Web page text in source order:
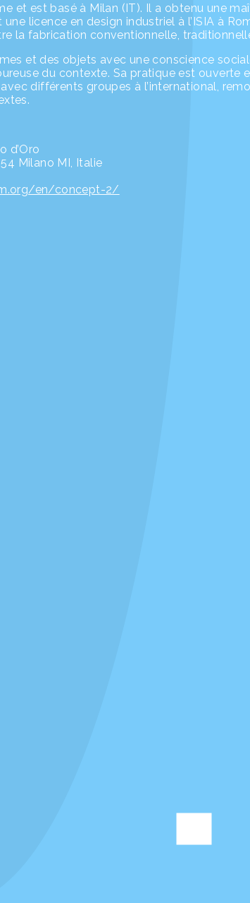
et est basé à Milan (IT). Il a obtenu une
licence en design industriel à l’ISIA à
la fabrication conventionnelle,
et des objets avec une conscience
du contexte. Sa pratique est ouverte
différents groupes à l’international,
d’Oro
Milano MI, Italie
en/concept-2/